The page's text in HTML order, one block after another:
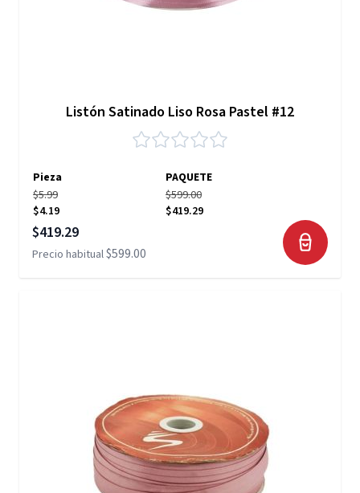
Listón Satinado Liso Rosa Pastel #12
Pieza
PAQUETE
$5.99
$4.19
$599.00
$419.29
Precio especial
$419.29
Precio habitual$599.00